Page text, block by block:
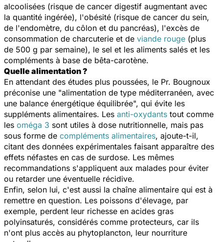
alcoolisées (risque de cancer digestif augmentant avec
la quantité ingérée), l'obésité (risque de cancer du sein,
de l'endomètre, du côlon et du pancréas), l'excès de
consommation de charcuterie et de viande rouge (plus
de 500 g par semaine), le sel et les aliments salés et les
compléments à base de bêta-carotène.
Quelle alimentation ?
En attendant des études plus poussées, le Pr. Bougnoux
préconise une "alimentation de type méditerranéen, avec
une balance énergétique équilibrée", qui évite les
suppléments alimentaires. Les anti-oxydants tout comme
les oméga 3 sont utiles à dose nutritionnelle, mais pas
sous forme de compléments alimentaires, ajoute-t-il,
citant des données expérimentales faisant apparaître des
effets néfastes en cas de surdose. Les mêmes
recommandations s'appliquent aux malades pour éviter
ou retarder une éventuelle récidive.
Enfin, selon lui, c'est aussi la chaîne alimentaire qui est à
remettre en question. Les poissons d'élevage, par
exemple, perdent leur richesse en acides gras
polyinsaturés, considérés comme protecteurs, car ils
n'ont plus accès au phytoplancton, leur nourriture